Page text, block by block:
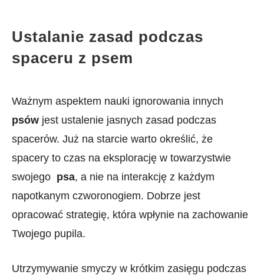
Ustalanie ‍zasad podczas ​
spaceru z ‌psem
Ważnym aspektem⁢ nauki ignorowania innych ‍
psów jest ustalenie jasnych zasad‍ podczas ​
spacerów. Już ‍na starcie warto określić, ‍że
spacery ⁢to czas na eksplorację w towarzystwie
swojego ‌ psa, a nie na interakcję z każdym
napotkanym ‌czworonogiem. Dobrze jest
opracować ⁣strategię, która wpłynie ⁤na zachowanie
Twojego pupila.
Utrzymywanie smyczy‍ w krótkim zasięgu podczas